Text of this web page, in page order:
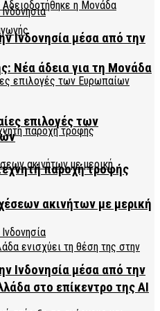
Νέα άδεια για τη Μονάδα
παροχή τροφής
Ινδονησία μέσα από την
Ινδονησία μέσα από την
επιλογές των
ακινήτων με μερική
στο επίκεντρο της AI